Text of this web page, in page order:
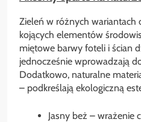
Zieleń w różnych wariantach
kojących elementów
miętowe barwy foteli i ścian
jednocześnie wprowadzają
Dodatkowo, naturalne
– podkreślają ekologiczną
Jasny beż – wrażenie